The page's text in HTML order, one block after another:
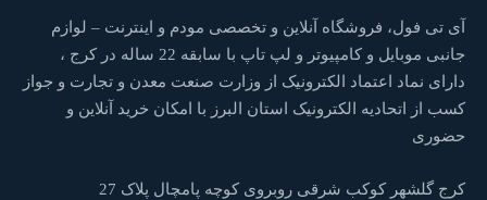
آی تی فول، فروشگاه آنلاین و تخصصی مودم و اینترنت – لوازم
جانبی موبایل و کامپیوتر و لپ تاپ با سابقه 22 ساله در کرج ،
دارای نماد اعتماد الکترونیک از وزارت صنعت معدن و تجارت و جواز
کسب از اتحادیه الکترونیک استان البرز با امکان خرید آنلاین و
حضوری
کرج گلشهر کوکب شرقی روبروی کوچه پامچال پلاک 27